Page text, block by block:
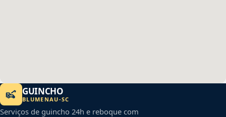
GUINCHO
BLUMENAU-SC
Serviços de guincho 24h e reboque com